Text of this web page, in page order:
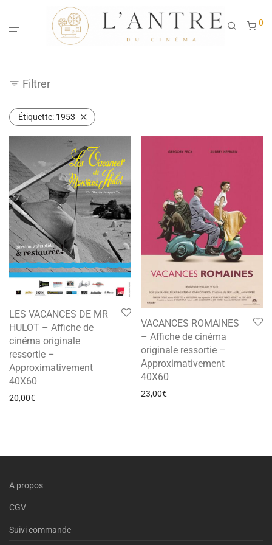
0
Filtrer
Étiquette: 1953
LES VACANCES DE MR
HULOT – Affiche de
cinéma originale
ressortie –
Approximativement
40X60
20,00€
VACANCES ROMAINES
– Affiche de cinéma
originale ressortie –
Approximativement
40X60
23,00€
A propos
CGV
Suivi commande